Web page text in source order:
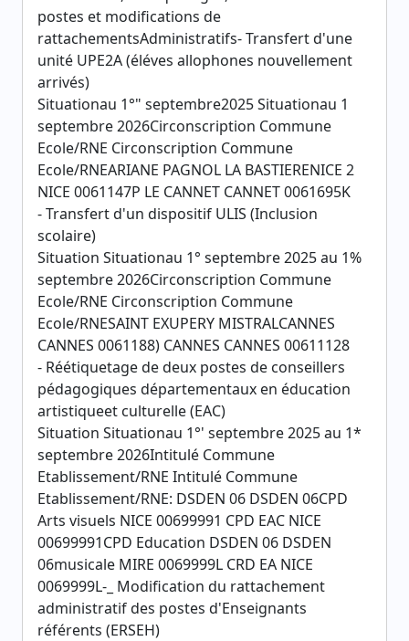
postes et modifications de
rattachementsAdministratifs- Transfert d'une
unité UPE2A (éléves allophones nouvellement
arrivés)
Situationau 1°" septembre2025 Situationau 1
septembre 2026Circonscription Commune
Ecole/RNE Circonscription Commune
Ecole/RNEARIANE PAGNOL LA BASTIERENICE 2
NICE 0061147P LE CANNET CANNET 0061695K
- Transfert d'un dispositif ULIS (Inclusion
scolaire)
Situation Situationau 1° septembre 2025 au 1%
septembre 2026Circonscription Commune
Ecole/RNE Circonscription Commune
Ecole/RNESAINT EXUPERY MISTRALCANNES
CANNES 0061188) CANNES CANNES 00611128
- Réétiquetage de deux postes de conseillers
pédagogiques départementaux en éducation
artistiqueet culturelle (EAC)
Situation Situationau 1°' septembre 2025 au 1*
septembre 2026Intitulé Commune
Etablissement/RNE Intitulé Commune
Etablissement/RNE: DSDEN 06 DSDEN 06CPD
Arts visuels NICE 00699991 CPD EAC NICE
00699991CPD Education DSDEN 06 DSDEN
06musicale MIRE 0069999L CRD EA NICE
0069999L-_ Modification du rattachement
administratif des postes d'Enseignants
référents (ERSEH)